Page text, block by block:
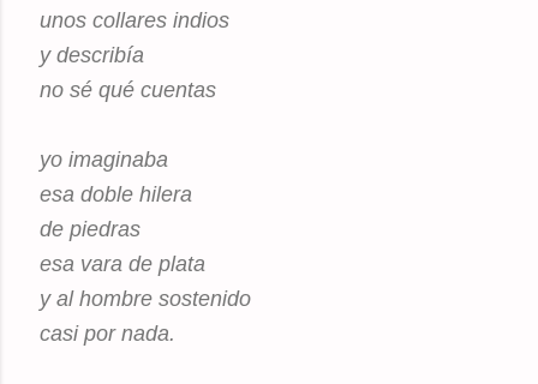
unos collares indios
y describía
no sé qué cuentas
yo imaginaba
esa doble hilera
de piedras
esa vara de plata
y al hombre sostenido
casi por nada.